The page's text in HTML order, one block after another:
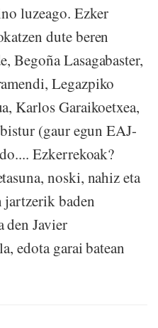
luzeago. Ezker
dute beren
Begoña Lasagabaster,
Legazpiko
Karlos Garaikoetxea,
(gaur egun EAJ-
Ezkerrekoak?
noski, nahiz eta
jartzerik baden
den Javier
edota garai batean